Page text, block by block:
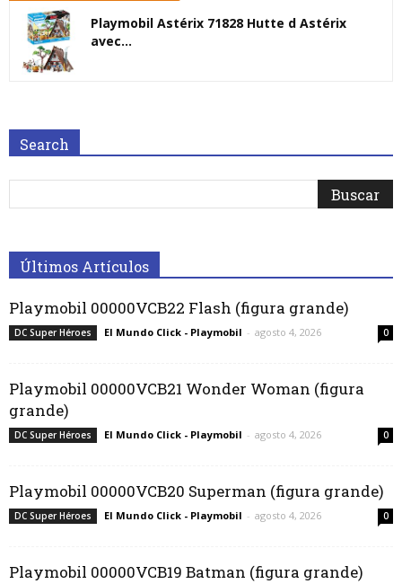
Playmobil Astérix 71828 Hutte d Astérix
avec...
Search
Últimos Artículos
Playmobil 00000VCB22 Flash (figura grande)
DC Super Héroes El Mundo Click - Playmobil - agosto 4, 2026 0
Playmobil 00000VCB21 Wonder Woman (figura
grande)
DC Super Héroes El Mundo Click - Playmobil - agosto 4, 2026 0
Playmobil 00000VCB20 Superman (figura grande)
DC Super Héroes El Mundo Click - Playmobil - agosto 4, 2026 0
Playmobil 00000VCB19 Batman (figura grande)